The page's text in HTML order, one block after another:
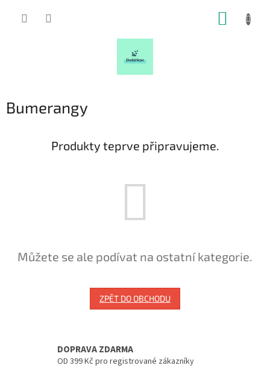
Bumerangy
Produkty teprve připravujeme.
Můžete se ale podívat na ostatní kategorie.
ZPĚT DO OBCHODU
DOPRAVA ZDARMA
OD 399 Kč pro registrované zákazníky